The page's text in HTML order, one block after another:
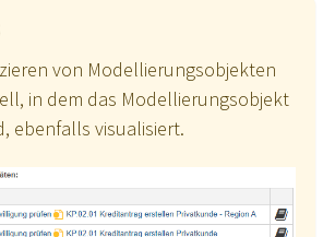
von Modellierungsobjekten
in dem das Modellierungsobjekt
ebenfalls visualisiert.